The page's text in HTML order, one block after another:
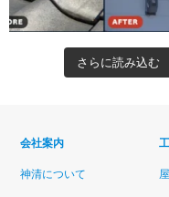
さらに読み込む
会社案内
神清について